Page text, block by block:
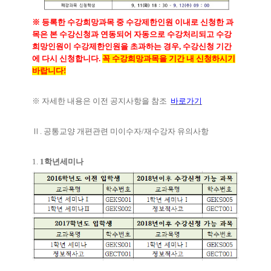
※ 등록한 수강희망과목 중 수강제한인원 이내로 신청한 과
목은 본 수강신청과 연동되어 자동으로 수강처리되고 수강
희망인원이 수강제한인원을 초과하는 경우, 수강신청 기간
에 다시 신청합니다. 꼭 수강희망과목을 기간 내 신청하시기
바랍니다!
※ 자세한 내용은 이전 공지사항을 참조 바로가기
Ⅱ 공통교양 개편관련 미이수자/재수강자 유의사항
1. 1 학년세미나